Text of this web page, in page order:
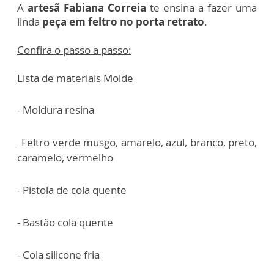
A artesã Fabiana Correia te ensina a fazer uma
linda peça em feltro no porta retrato.
Confira o passo a passo:
Lista de materiais Molde
- Moldura resina
- Feltro verde musgo, amarelo, azul, branco, preto,
caramelo, vermelho
- Pistola de cola quente
- Bastão cola quente
- Cola silicone fria